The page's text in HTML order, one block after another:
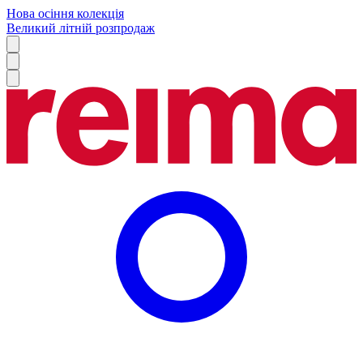
Нова осіння колекція
Великий літній розпродаж